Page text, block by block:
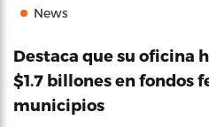
News
Destaca que su oficina
$1.7 billones en fondos
municipios